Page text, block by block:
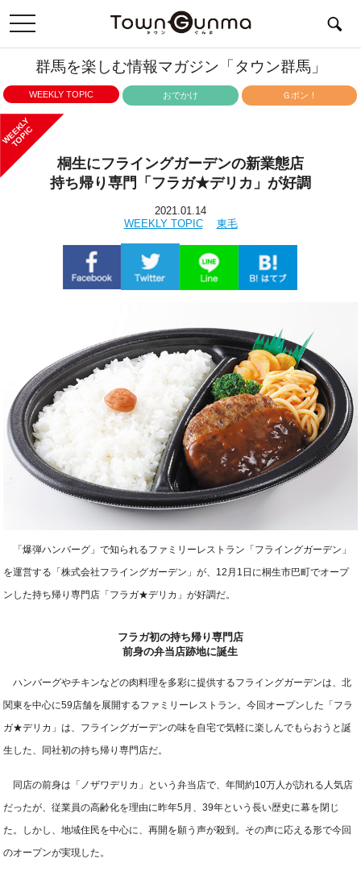
toggle
navigation
群馬を楽しむ情報マガジン「タウン群馬」
WEEKLY TOPIC おでかけ Ｇポン！
WEEKLY
TOPIC
桐生にフライングガーデンの新業態店
持ち帰り専門「フラガ★デリカ」が好調
2021.01.14
WEEKLY TOPIC
東毛
「爆弾ハンバーグ」で知られるファミリーレストラン「フライングガーデン」
を運営する「株式会社フライングガーデン」が、12月1日に桐生市巴町でオープ
ンした持ち帰り専門店「フラガ★デリカ」が好調だ。
フラガ初の持ち帰り専門店
前身の弁当店跡地に誕生
ハンバーグやチキンなどの肉料理を多彩に提供するフライングガーデンは、北
関東を中心に59店舗を展開するファミリーレストラン。今回オープンした「フラ
ガ★デリカ」は、フライングガーデンの味を自宅で気軽に楽しんでもらおうと誕
生した、同社初の持ち帰り専門店だ。
同店の前身は「ノザワデリカ」という弁当店で、年間約10万人が訪れる人気店
だったが、従業員の高齢化を理由に昨年5月、39年という長い歴史に幕を閉じ
た。しかし、地域住民を中心に、再開を願う声が殺到。その声に応える形で今回
のオープンが実現した。